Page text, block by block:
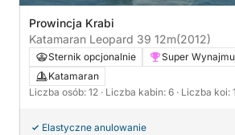
Prowincja Krabi
Katamaran Leopard 39 12m(2012)
Sternik opcjonalnie
Super
Katamaran
Liczba osób: 12 · Liczba kabin: 6 · Liczba koi:
Elastyczne anulowanie